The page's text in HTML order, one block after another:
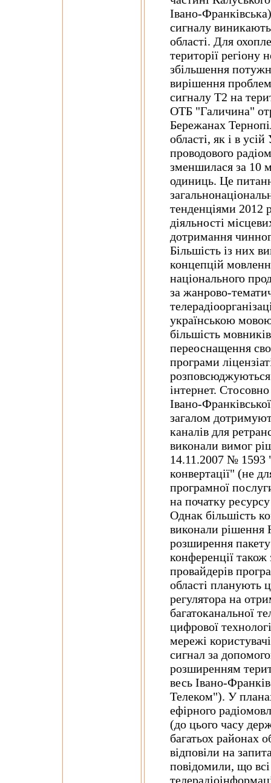
Івано-
сигналу
області. Для
території регіону
збільшення
вирішення
сигналу Т2 на
ОТБ "Галичина"
Бережанах
області, як і в
проводового
зменшилася за 10
одиниць. Це
тенденціями 2012
діяльності
дотримання
Більшість із них
концепцій
національного
за жанрово-
українською
більшість
переоснащення
програми
інтернет.
Івано-
загалом
каналів для
виконали вимог
14.11.2007 № 1593
конвертації" (не
програмної
на початку
Однак більшість
виконали рішення
розширення
конференції також
провайдерів
області планують
регулятора на
багатоканальної
цифрової
мережі
сигнал за
розширенням
весь Івано-
Телеком"). У
ефірного
(до цього часу
багатьох районах
відповіли на
повідомили, що